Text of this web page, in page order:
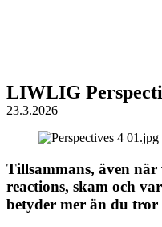
LIWLIG
23.3.2026
Tillsammans, även
reactions, skam och
betyder mer än du tror